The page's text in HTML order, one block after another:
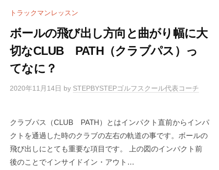
T
E
P
B
Y
P
ゴ
ル
フ
トラックマンレッスン
ボールの飛び出し方向と曲がり幅に大
切なCLUB PATH（クラブパス）っ
てなに？
2020年11月14日 by STEPBYSTEPゴルフスクール代表コーチ
クラブパス（CLUB PATH）とはインパクト直前からインパ
クトを通過した時のクラブの左右の軌道の事です。ボールの
飛び出しにとても重要な項目です。 上の図のインパクト前
後のことでインサイドイン・アウト…
フ
ク
ー
ル
大